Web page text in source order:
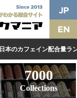
日本のカフェイン配合量ラ
7000
Collections